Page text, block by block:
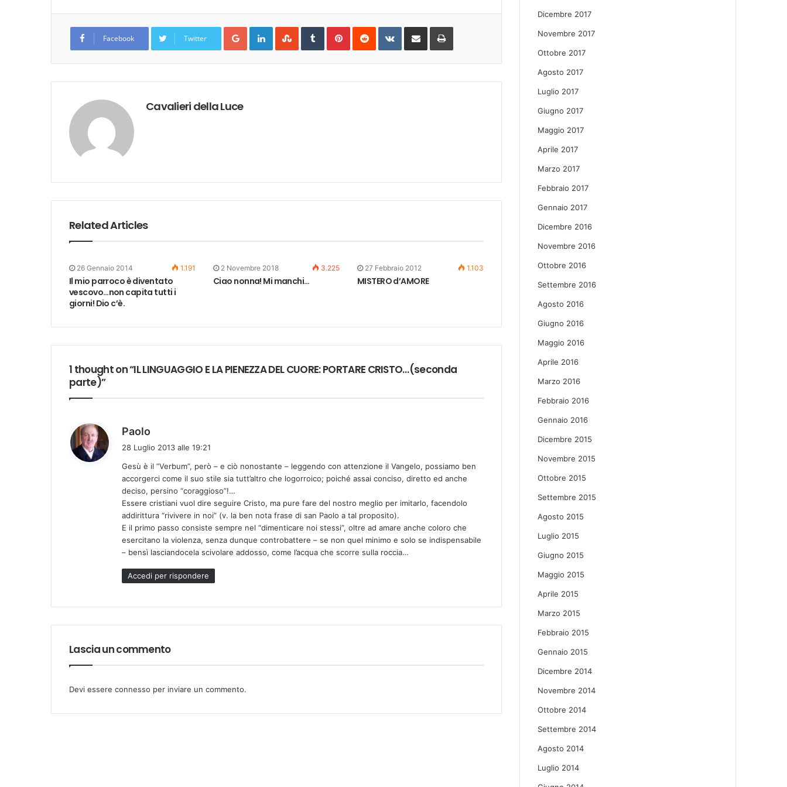
Facebook Twitter
Google+LinkedInStumbleUpon
TumblrPinterestReddit VKontakteShare
Email
Print
Cavalieri della Luce
Related Articles
26 Gennaio 2014 1.191
Il mio parroco è diventato
vescovo…non capita tutti i
giorni! Dio c’è.
2 Novembre 2018 3.225
Ciao nonna! Mi manchi…
27 Febbraio 2012 1.103
MISTERO d’AMORE
1 thought on “IL LINGUAGGIO E LA PIENEZZA DEL CUORE: PORTARE CRISTO…(seconda
parte)”
Paolo
e
t
t
28 Luglio 2013 alle 19:21
Gesù è il “Verbum”, però – e ciò nonostante – leggendo con attenzione il Vangelo, possiamo ben
accorgerci come il suo stile sia tutt’altro che logorroico; poiché assai conciso, diretto ed anche
deciso, persino “coraggioso”!…
Essere cristiani vuol dire seguire Cristo, ma pure fare del nostro meglio per imitarlo, facendolo
addirittura “rivivere in noi” (v. la ben nota frase di san Paolo a tal proposito).
E il primo passo consiste sempre nel “dimenticare noi stessi”, oltre ad amare anche coloro che
esercitano la violenza, senza dunque controbattere – se non quel minimo e solo se indispensabile
– bensì lasciandocela scivolare addosso, come l’acqua che scorre sulla roccia…
Accedi per rispondere
Lascia un commento
Devi essere connesso per inviare un commento.
Dicembre 2017
Novembre 2017
Ottobre 2017
Agosto 2017
Luglio 2017
Giugno 2017
Maggio 2017
Aprile 2017
Marzo 2017
Febbraio 2017
Gennaio 2017
Dicembre 2016
Novembre 2016
Ottobre 2016
Settembre 2016
Agosto 2016
Giugno 2016
Maggio 2016
Aprile 2016
Marzo 2016
Febbraio 2016
Gennaio 2016
Dicembre 2015
Novembre 2015
Ottobre 2015
Settembre 2015
Agosto 2015
Luglio 2015
Giugno 2015
Maggio 2015
Aprile 2015
Marzo 2015
Febbraio 2015
Gennaio 2015
Dicembre 2014
Novembre 2014
Ottobre 2014
Settembre 2014
Agosto 2014
Luglio 2014